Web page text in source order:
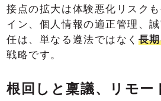
接点の拡大は体験悪化リスク
イン、個人情報の適正管理、
任は、単なる遵法ではなく 長
戦略です。
根回しと稟議、リモー